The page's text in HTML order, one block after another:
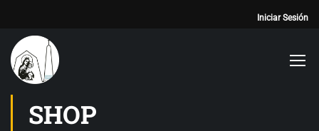
Iniciar Sesión
SHOP